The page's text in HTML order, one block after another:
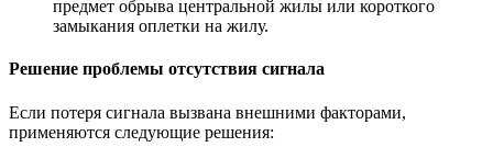
предмет обрыва центральной жилы или короткого
замыкания оплетки на жилу.
Решение проблемы отсутствия сигнала
Если потеря сигнала вызвана внешними факторами,
применяются следующие решения: